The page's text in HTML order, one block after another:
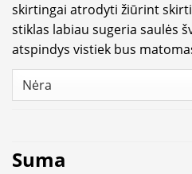
skirtingai atrodyti žiūrint
stiklas labiau sugeria saulės
atspindys vistiek bus
Suma